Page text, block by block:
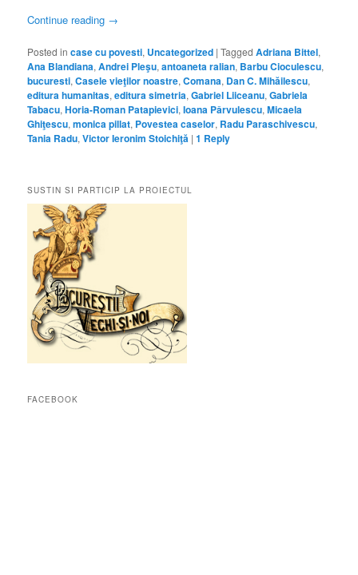
Continue reading →
Posted in case cu povesti, Uncategorized |Tagged Adriana Bittel,
Ana Blandiana,Andrei Pleşu,antoaneta ralian, Barbu Cioculescu,
bucuresti,Casele vieţilor noastre,Comana, Dan C. Mihăilescu,
editura humanitas,editura simetria,Gabriel Liiceanu,Gabriela
Tabacu,Horia-Roman Patapievici,Ioana Pârvulescu,Micaela
Ghiţescu,monica pillat, Povestea caselor, Radu Paraschivescu,
Tania Radu,Victor Ieronim Stoichiţă |1 Reply
SUSTIN SI PARTICIP LA PROIECTUL
FACEBOOK